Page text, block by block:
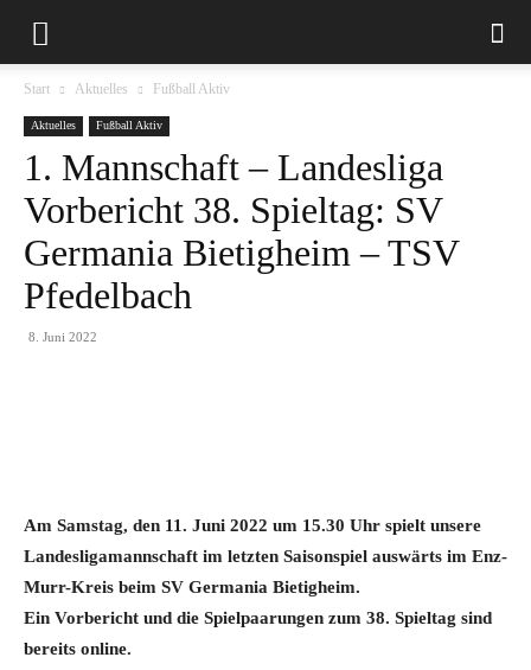
Start Aktuelles Fußball Aktiv
Aktuelles Fußball Aktiv
1. Mannschaft – Landesliga
Vorbericht 38. Spieltag: SV
Germania Bietigheim – TSV
Pfedelbach
8. Juni 2022
Am Samstag, den 11. Juni 2022 um 15.30 Uhr spielt unsere
Landesligamannschaft im letzten Saisonspiel auswärts im Enz-
Murr-Kreis beim SV Germania Bietigheim.
Ein Vorbericht und die Spielpaarungen zum 38. Spieltag sind
bereits online.